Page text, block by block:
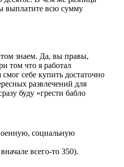
выплатите всю сумму
знаем. Да, вы правы,
том что я работал
себе купить достаточно
развлечений для
буду «грести бабло
социальную
всего-то 350).